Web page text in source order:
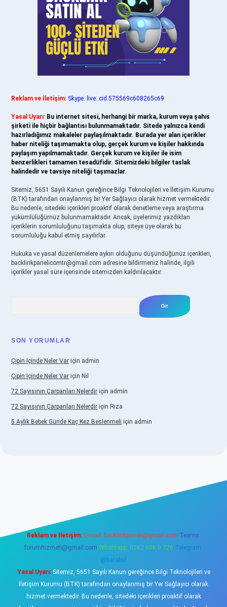
Reklam ve İletişim: Skype: live:.cid.575569c608265c69
Yasal Uyarı: Bu internet sitesi, herhangi bir marka, kurum veya şahıs
şirketi ile hiçbir bağlantısı bulunmamaktadır. Sitede yalnızca kendi
hazırladığımız makaleler paylaşılmaktadır. Burada yer alan içerikler
haber niteliği taşımamakta olup, gerçek kurum ve kişiler hakkında
paylaşım yapılmamaktadır. Gerçek kurum ve kişiler ile isim
benzerlikleri tamamen tesadüfidir. Sitemizdeki bilgiler taslak
halindedir ve tavsiye niteliği taşımazlar.
Sitemiz, 5651 Sayılı Kanun gereğince Bilgi Teknolojileri ve İletişim Kurumu
(BTK) tarafından onaylanmış bir Yer Sağlayıcı olarak hizmet vermektedir.
Bu nedenle, sitedeki içerikleri proaktif olarak denetleme veya araştırma
yükümlülüğümüz bulunmamaktadır. Ancak, üyelerimiz yazdıkları
içeriklerin sorumluluğunu taşımakta olup, siteye üye olarak bu
sorumluluğu kabul etmiş sayılırlar.
Hukuka ve yasal düzenlemelere aykırı olduğunu düşündüğünüz içerikleri,
backlinkpanelicomtr@gmail.com adresine bildirmeniz halinde, ilgili
içerikler yasal süre içerisinde sitemizden kaldırılacaktır.
SON YORUMLAR
Çipin Içinde Neler Var için admin
Çipin Içinde Neler Var için Nil
72 Sayısının Çarpanları Nelerdir için admin
72 Sayısının Çarpanları Nelerdir için Rıza
5 Aylık Bebek Günde Kaç Kez Beslenmeli için admin
Reklam ve İletişim: E-mail: backlinkpaneli@gmail.com Teams:
forumhizmeti@gmail.com Whatsapp: 0262 606 0 726 Telegram:
@karabul
Yasal Uyarı:Sitemiz, 5651 Sayılı Kanun gereğince Bilgi Teknolojileri ve
İletişim Kurumu (BTK) tarafından onaylanmış bir Yer Sağlayıcı olarak
hizmet vermektedir. Bu nedenle, sitedeki içerikleri proaktif olarak